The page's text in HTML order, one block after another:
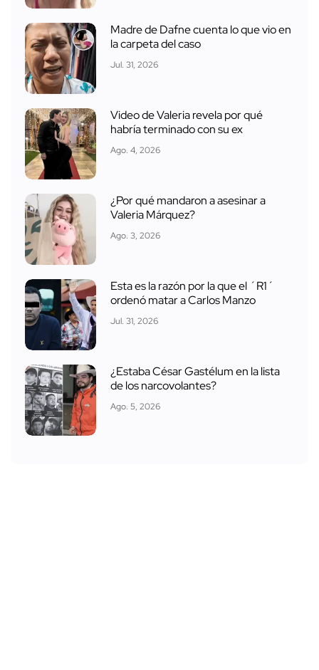
Madre de Dafne cuenta lo que vio en
la carpeta del caso
Jul. 31, 2026
Video de Valeria revela por qué
habría terminado con su ex
Ago. 4, 2026
¿Por qué mandaron a asesinar a
Valeria Márquez?
Ago. 3, 2026
Esta es la razón por la que el ´R1´
ordenó matar a Carlos Manzo
Jul. 31, 2026
¿Estaba César Gastélum en la lista
de los narcovolantes?
Ago. 5, 2026